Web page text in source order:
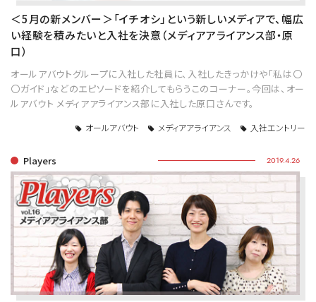
＜5月の新メンバー＞「イチオシ」という新しいメディアで、幅広
い経験を積みたいと入社を決意（メディアアライアンス部・原
口）
オールアバウトグループに入社した社員に、入社したきっかけや「私は〇
〇ガイド」などのエピソードを紹介してもらうこのコーナー。今回は、オー
ルアバウト メディアアライアンス部に入社した原口さんです。
オールアバウト メディアアライアンス 入社エントリー
Players 2019.4.26